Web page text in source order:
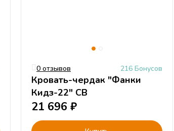
0 отзывов 216 Бонусов
Кровать-чердак "Фанки
Кидз-22" СВ
21 696 ₽